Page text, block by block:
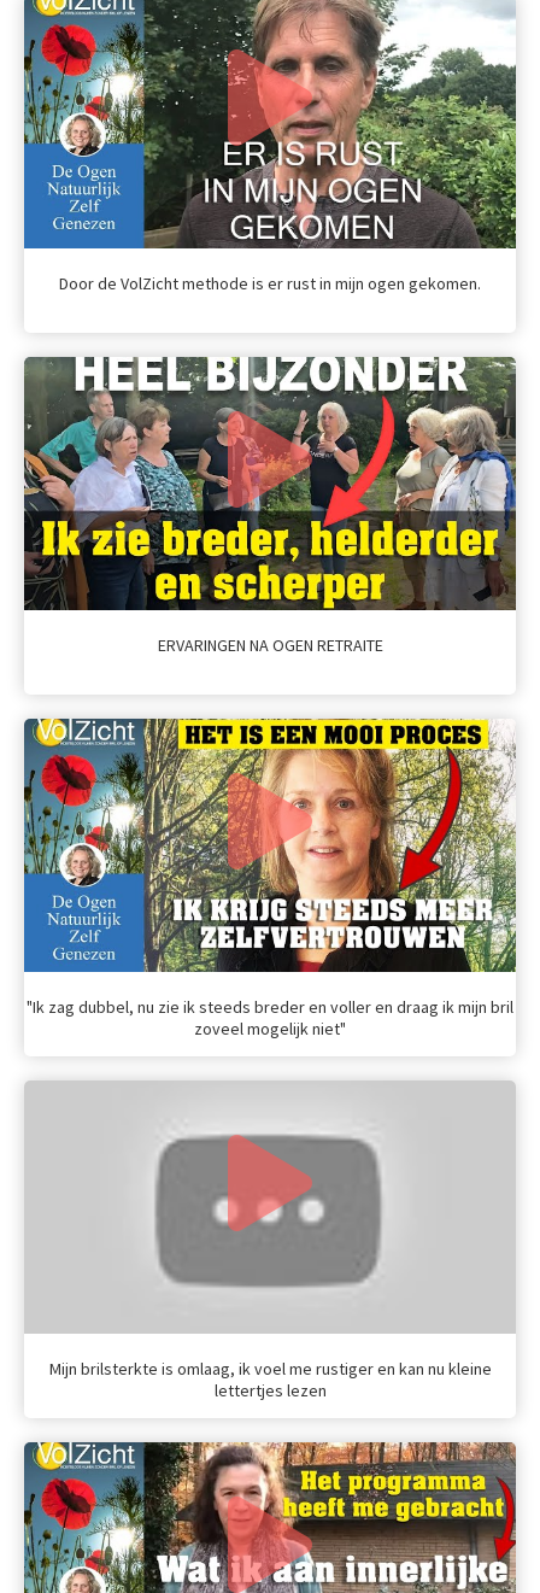
Door de VolZicht methode is er rust in mijn ogen gekomen.
ERVARINGEN NA OGEN RETRAITE
"Ik zag dubbel, nu zie ik steeds breder en voller en draag ik mijn bril
zoveel mogelijk niet"
Mijn brilsterkte is omlaag, ik voel me rustiger en kan nu kleine
lettertjes lezen